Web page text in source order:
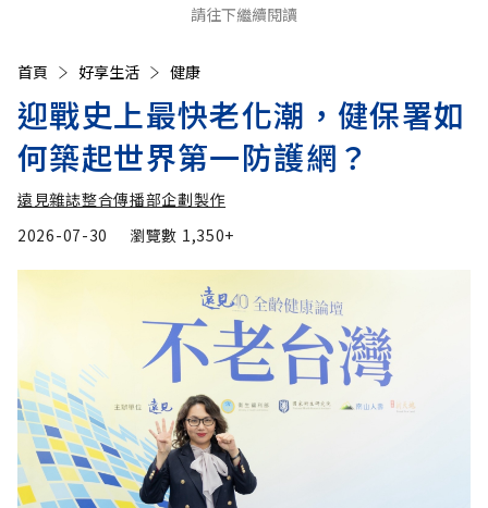
請往下繼續閱讀
首頁 好享生活 健康
迎戰史上最快老化潮，健保署如
何築起世界第一防護網？
遠見雜誌整合傳播部企劃製作
2026-07-30
瀏覽數 1,350+